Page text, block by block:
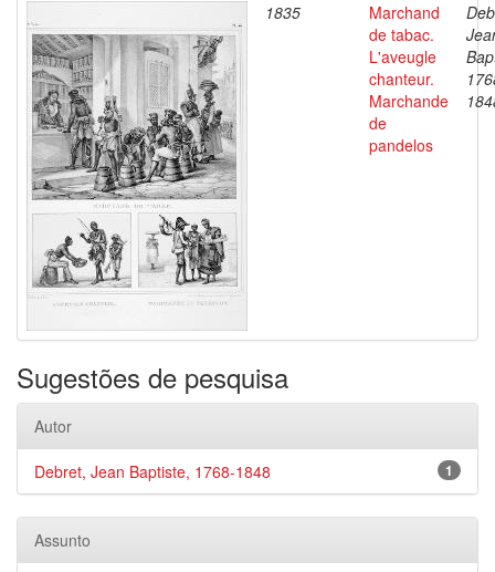
1835
Marchand
de tabac.
L'aveugle
chanteur.
Marchande
de
pandelos
Sugestões de pesquisa
Autor
1
Debret, Jean Baptiste, 1768-1848
Assunto